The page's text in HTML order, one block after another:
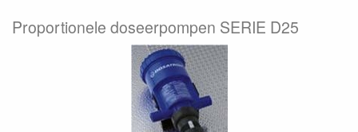
Proportionele doseerpompen SERIE D25